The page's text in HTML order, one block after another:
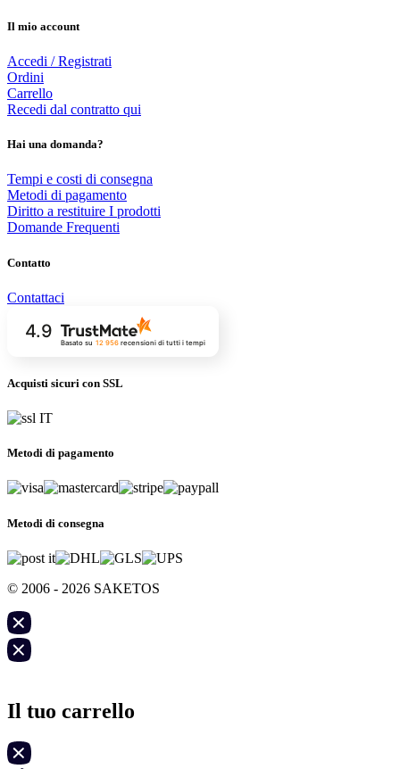
Il mio account
Accedi / Registrati
Ordini
Carrello
Recedi dal contratto qui
Hai una domanda?
Tempi e costi di consegna
Metodi di pagamento
Diritto a restituire I prodotti
Domande Frequenti
Contatto
Contattaci
4.9
Basato su 12 956recensioni di tutti i tempi
Acquisti sicuri con SSL
Metodi di pagamento
Metodi di consegna
© 2006 - 2026 SAKETOS
Il tuo carrello